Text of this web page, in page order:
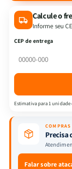
Golden
Kamuy
|
Vol.19
Satoru
|
Calcule o
Informe seu
CEP de entrega
Estimativa para 1
Precisa
Falar sobre